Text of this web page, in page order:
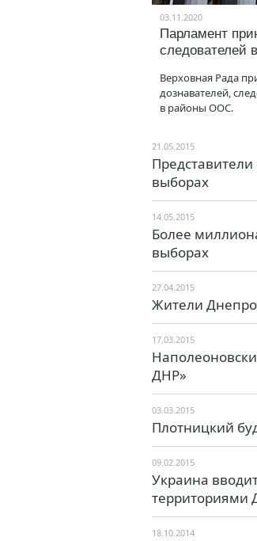
03.11.2020
Парламент
следователей
Верховная Рада
дознавателей,
в районы ООС.
21.05.2015
выборах
14.05.2015
Более
выборах
27.04.2015
Жители
17.03.2015
ДНР»
03.03.2015
Плотницкий
09.02.2015
Украина
территориями
18.10.2014